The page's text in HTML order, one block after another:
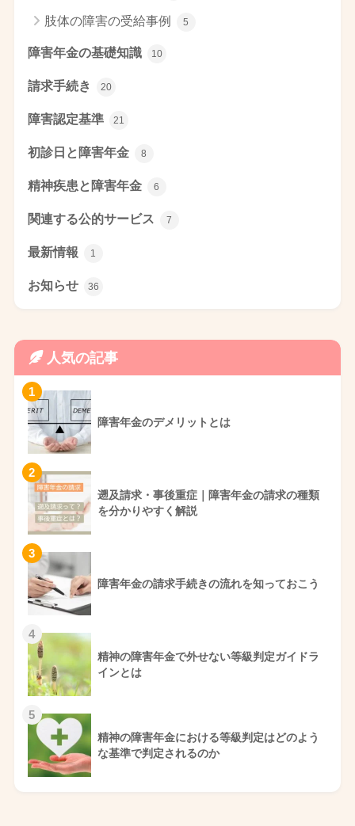
肢体の障害の受給事例 5
障害年金の基礎知識 10
請求手続き 20
障害認定基準 21
初診日と障害年金 8
精神疾患と障害年金 6
関連する公的サービス 7
最新情報 1
お知らせ 36
人気の記事
1
障害年金のデメリットとは
2
遡及請求・事後重症｜障害年金の請求の種類
を分かりやすく解説
3
障害年金の請求手続きの流れを知っておこう
4
精神の障害年金で外せない等級判定ガイドラ
インとは
5
精神の障害年金における等級判定はどのよう
な基準で判定されるのか